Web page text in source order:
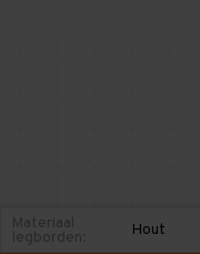
Materiaal
legborden: